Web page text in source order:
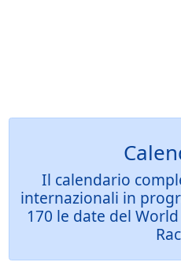
Il calendario
internazionali in
170 le date del